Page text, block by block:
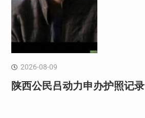
2026-08-09
陕西公民吕动力申办护照记录